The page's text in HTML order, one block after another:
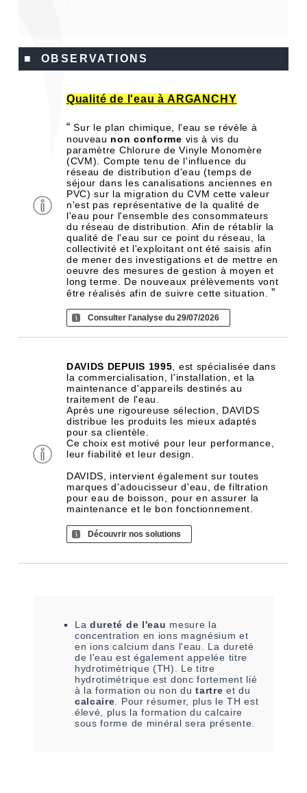
■ OBSERVATIONS
Qualité de l'eau à ARGANCHY
“ Sur le plan chimique, l'eau se révèle à
nouveau non conforme vis à vis du
paramètre Chlorure de Vinyle Monomère
(CVM). Compte tenu de l'influence du
réseau de distribution d'eau (temps de
séjour dans les canalisations anciennes en
PVC) sur la migration du CVM cette valeur
n'est pas représentative de la qualité de
l'eau pour l'ensemble des consommateurs
du réseau de distribution. Afin de rétablir la
qualité de l'eau sur ce point du réseau, la
collectivité et l'exploitant ont été saisis afin
de mener des investigations et de mettre en
oeuvre des mesures de gestion à moyen et
long terme. De nouveaux prélèvements vont
être réalisés afin de suivre cette situation.”
Consulter l'analyse du 29/07/2026
DAVIDS DEPUIS 1995 , est spécialisée dans
la commercialisation, l'installation, et la
maintenance d'appareils destinés au
traitement de l'eau.
Après une rigoureuse sélection, DAVIDS
distribue les produits les mieux adaptés
pour sa clientèle.
Ce choix est motivé pour leur performance,
leur fiabilité et leur design.
DAVIDS, intervient également sur toutes
marques d'adoucisseur d'eau, de filtration
pour eau de boisson, pour en assurer la
maintenance et le bon fonctionnement.
Découvrir nos solutions
La dureté de l'eau mesure la
concentration en ions magnésium et
en ions calcium dans l'eau. La dureté
de l'eau est également appelée titre
hydrotimétrique (TH). Le titre
hydrotimétrique est donc fortement lié
à la formation ou non dutartre et du
calcaire . Pour résumer, plus le TH est
élevé, plus la formation du calcaire
sous forme de minéral sera présente.